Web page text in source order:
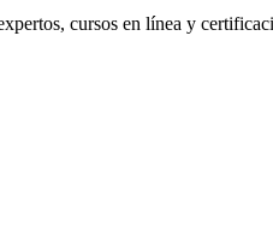
cursos en línea y